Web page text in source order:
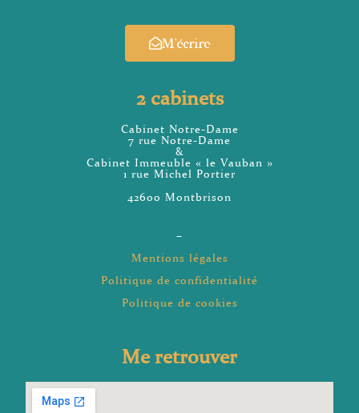
M’écrire
2 cabinets
Cabinet Notre-Dame
7 rue Notre-Dame
&
Cabinet Immeuble « le Vauban »
1 rue Michel Portier
42600 Montbrison
–
Mentions légales
Politique de confidentialité
Politique de cookies
Me retrouver